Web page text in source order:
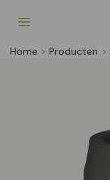
naar
inhoud
Home Producten